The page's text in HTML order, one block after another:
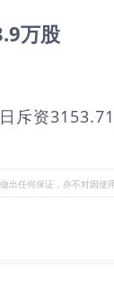
万股
斥资
任何保证，亦不对因使